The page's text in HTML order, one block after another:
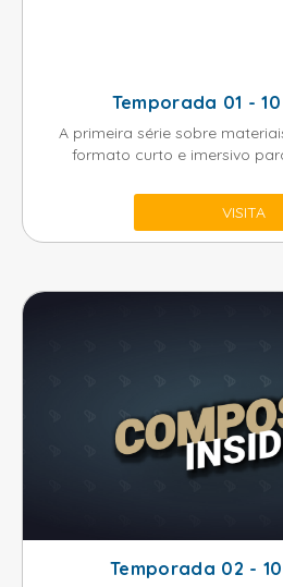
Temporada 01 -
A primeira série sobre
formato curto e imersivo
VISITA
Temporada 02 -